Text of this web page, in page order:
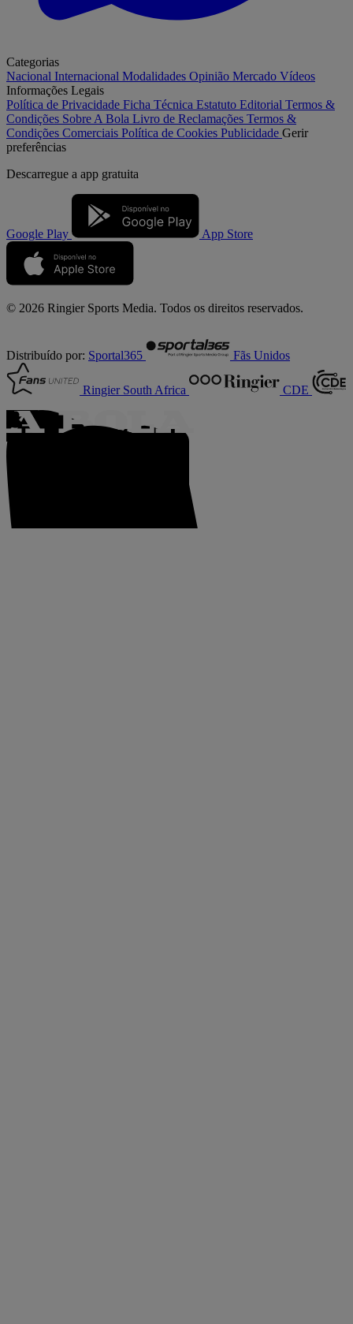
Categorias
Nacional Internacional Modalidades Opinião Mercado Vídeos
Informações Legais
Política de Privacidade Ficha Técnica Estatuto Editorial Termos &
Condições Sobre A Bola Livro de Reclamações Termos &
Condições Comerciais Política de Cookies Publicidade Gerir
preferências
Descarregue a app gratuita
Google Play App Store
© 2026 Ringier Sports Media. Todos os direitos reservados.
Distribuído por: Sportal365 Fãs Unidos
Ringier South Africa CDE